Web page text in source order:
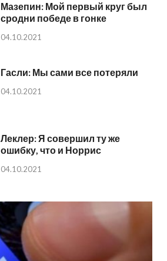
Мазепин: Мой первый круг был
сродни победе в гонке
04.10.2021
Гасли: Мы сами все потеряли
04.10.2021
Леклер: Я совершил ту же
ошибку, что и Норрис
04.10.2021